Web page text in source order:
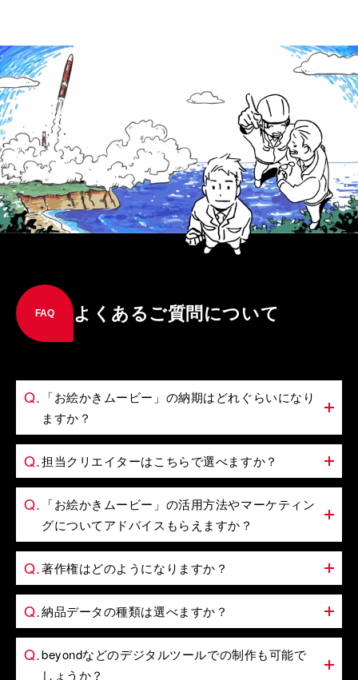
FAQ よくあるご質問について
「お絵かきムービー」の納期はどれぐらいになり
ますか？
担当クリエイターはこちらで選べますか？
「お絵かきムービー」の活用方法やマーケティン
グについてアドバイスもらえますか？
著作権はどのようになりますか？
納品データの種類は選べますか？
beyondなどのデジタルツールでの制作も可能で
しょうか？